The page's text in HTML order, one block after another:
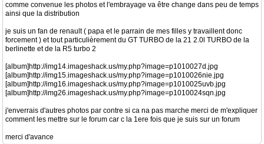
comme convenue les photos et l'embrayage va être change dans peu de temps
ainsi que la distribution
je suis un fan de renault ( papa et le parrain de mes filles y travaillent donc
forcement ) et tout particulièrement du GT TURBO de la 21 2.0l TURBO de la
berlinette et de la R5 turbo 2
[album]http://img14.imageshack.us/my.php?image=p1010027d.jpg
[album]http://img15.imageshack.us/my.php?image=p1010026nie.jpg
[album]http://img16.imageshack.us/my.php?image=p1010025uvb.jpg
[album]http://img26.imageshack.us/my.php?image=p1010024sqn.jpg
j'enverrais d'autres photos par contre si ca na pas marche merci de m'expliquer
comment les mettre sur le forum car c la 1ere fois que je suis sur un forum
merci d'avance